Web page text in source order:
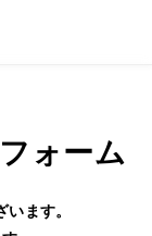
ォーム
ます。